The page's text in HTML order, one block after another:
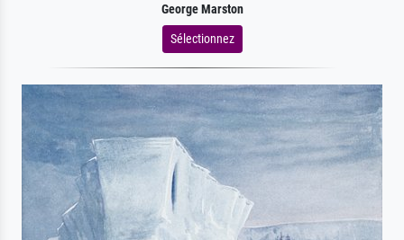
George Marston
Sélectionnez